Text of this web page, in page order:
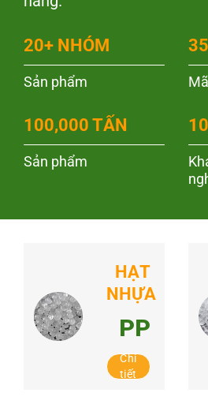
20+ NHÓM
Sản phẩm
100,000 TẤN
Sản phẩm
HẠT
NHỰA
PP
Chi
tiết